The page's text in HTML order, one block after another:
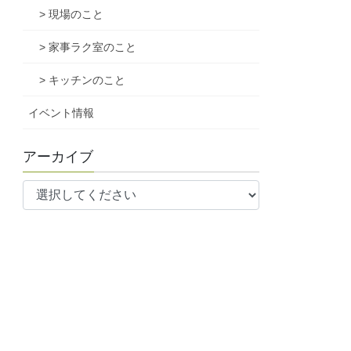
> 現場のこと
> 家事ラク室のこと
> キッチンのこと
イベント情報
アーカイブ